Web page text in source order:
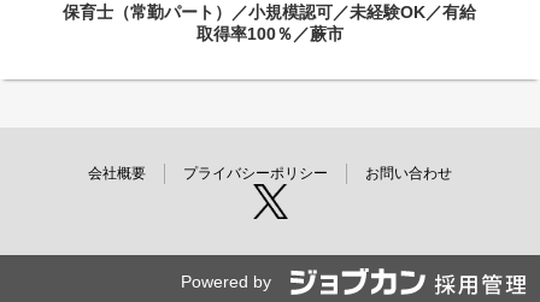
保育士（常勤パート）／小規模認可／未経験OK／有給
取得率100％／蕨市
会社概要 プライバシーポリシー お問い合わせ
Powered by